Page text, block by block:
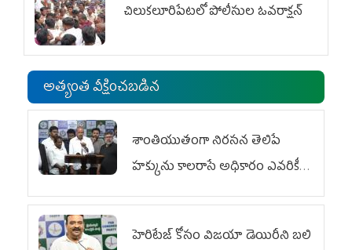
చిలుక‌లూరిపేట‌లో పోలీసుల ఓవ‌రాక్ష‌న్‌
అత్యంత వీక్షించబడిన
శాంతియుతంగా నిరసన తెలిపే
హక్కును కాలరాసే అధికారం ఎవరికీ
లేదు
హెరిటేజ్ కోసం విజయా డెయిరీని బలి